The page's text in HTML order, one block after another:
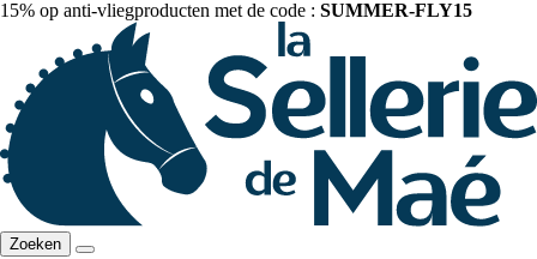
15% op anti-vliegproducten met de code : SUMMER-FLY15
Zoeken